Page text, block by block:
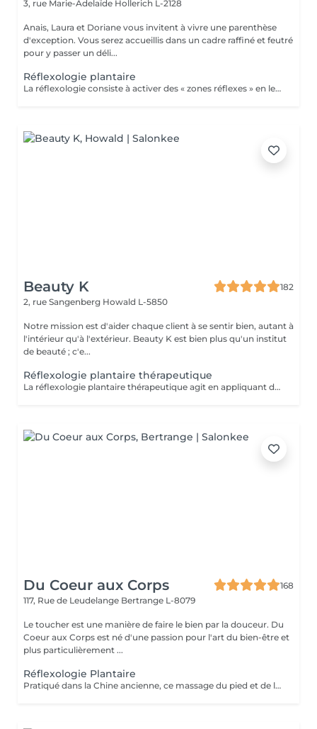
3, rue Marie-Adelaïde Hollerich L-2128
Anais, Laura et Doriane vous invitent à vivre une parenthèse
d'exception. Vous serez accueillis dans un cadre raffiné et feutré
pour y passer un déli...
Réflexologie plantaire
La réflexologie consiste à activer des « zones réflexes » en les massant du bout du doigt. Afin de soulager des douleurs à distance et rééquilibrer diverses fonctions vitales. Dans le cas de la réflexologie plantaire, ces fameuses zones sont situées au niveau des pieds. Les réflexologues considèrent qu'elles sont toutes associées à un organe, une partie du corps ou encore à une glande précise. La carte de réflexologie plantaire est vraiment très détaillée !
Beauty K
182
2, rue Sangenberg Howald L-5850
Notre mission est d'aider chaque client à se sentir bien, autant à
l'intérieur qu'à l'extérieur. Beauty K est bien plus qu'un institut
de beauté ; c'e...
Réflexologie plantaire thérapeutique
La réflexologie plantaire thérapeutique agit en appliquant des pressions précises sur les pieds selon un protocole structuré, visant à rééquilibrer les systèmes endocrinien, nerveux, lymphatique, digestif et respiratoire. Ce soin aide à libérer les tensions et à réduire le stress, souvent à l'origine de divers déséquilibres physiques et psychiques. En stimulant la circulation sanguine et lymphatique, il favorise une meilleure oxygénation et l'élimination des toxines. Certaines zones réflexes peuvent être sensibles : cela indique un besoin de rééquilibrage. Ce soin global favorise l'harmonie entre corps et esprit, aidant à restaurer la vitalité et le bien-être général.
Du Coeur aux Corps
168
117, Rue de Leudelange Bertrange L-8079
Le toucher est une manière de faire le bien par la douceur. Du
Coeur aux Corps est né d'une passion pour l'art du bien-être et
plus particulièrement ...
Réflexologie Plantaire
Pratiqué dans la Chine ancienne, ce massage du pied et de la voûte plantaire utilise le processus d'auto-guérison. Il soulage, énergise et harmonise le corps par des pressions localisées sur les pieds. Un massage qui fait écho dans le corps entier.